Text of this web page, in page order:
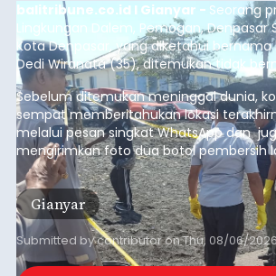
balitribune.co.id I Gianyar - Seorang
Lingkungan Dalem, Pemogan, Denpasar
Kota Denpasar, yang diketahui bernama
Dedi Wiranata (35), ditemukan tidak
pesisir Pantai Purnama, Sukawati.
Sebelum ditemukan meninggal dunia,
sempat memberitahukan lokasi
melalui pesan singkat WhatsApp dan
mengirimkan foto dua botol pembersih
istrinya.
Gianyar
Submitted bycontributoronThu, 08/06/